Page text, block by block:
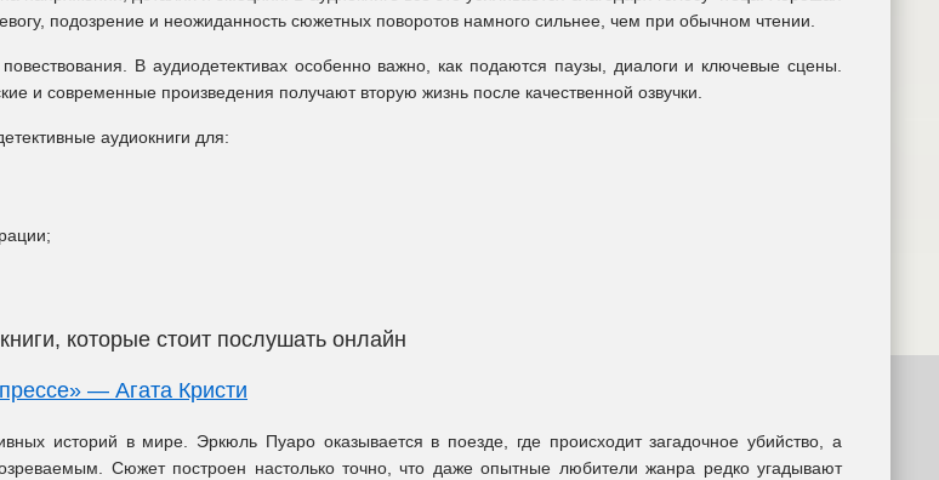
подозрение и неожиданность сюжетных поворотов намного сильнее, чем при обычном чтении.
В аудиодетективах особенно важно, как подаются паузы, диалоги и ключевые сцены.
и современные произведения получают вторую жизнь после качественной озвучки.
аудиокниги для:
которые стоит послушать онлайн
— Агата Кристи
историй в мире. Эркюль Пуаро оказывается в поезде, где происходит загадочное убийство, а
Сюжет построен настолько точно, что даже опытные любители жанра редко угадывают